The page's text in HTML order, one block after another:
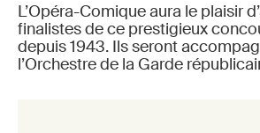
L’Opéra-Comique aura le plaisir
finalistes de ce prestigieux
depuis 1943. Ils seront
l’Orchestre de la Garde